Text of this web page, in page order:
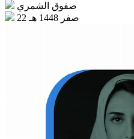
صفوق الشمري
22 صفر 1448 هـ